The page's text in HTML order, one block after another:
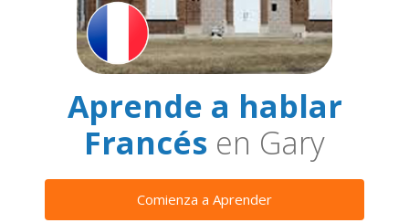
Aprende a hablar
Francés en Gary
Comienza a Aprender